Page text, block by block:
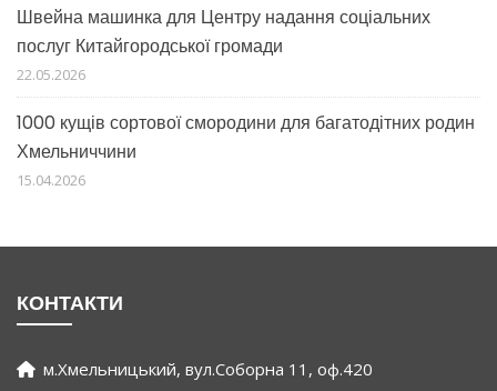
Швейна машинка для Центру надання соціальних
послуг Китайгородської громади
22.05.2026
1000 кущів сортової смородини для багатодітних родин
Хмельниччини
15.04.2026
КОНТАКТИ
м.Хмельницький, вул.Соборна 11, оф.420